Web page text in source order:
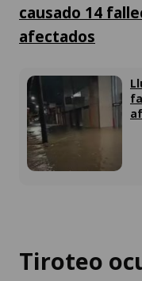
causado 14
afectados
Tiroteo